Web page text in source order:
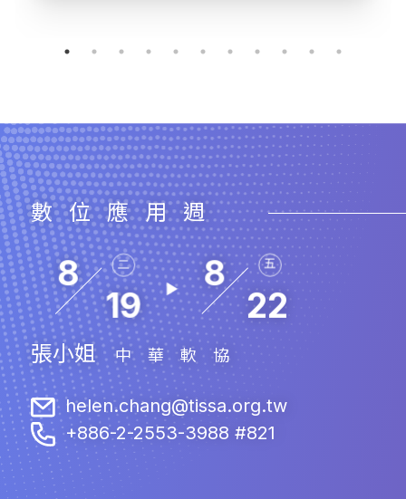
數位應用週
8
19
二 8
22
五
張小姐 中華軟協
helen.chang@tissa.org.tw
+886-2-2553-3988 #821